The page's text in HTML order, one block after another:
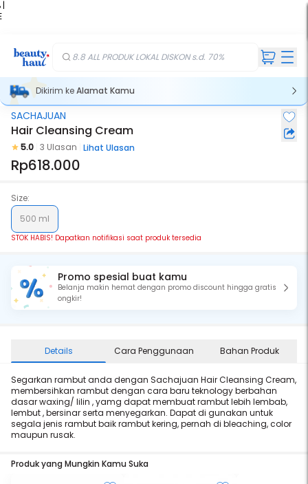
|
8.8 ALL PRODUK LOKAL DISKON s.d. 70%
Dikirim keAlamat Kamu
Stok Habis
SACHAJUAN
Hair Cleansing Cream
5.0 3 Ulasan Lihat Ulasan
Rp618.000
Size:
500 ml
STOK HABIS! Dapatkan notifikasi saat produk tersedia
Promo spesial buat kamu
Belanja makin hemat dengan promo discount hingga gratis
ongkir!
Details Cara Penggunaan Bahan Produk
Segarkan rambut anda dengan Sachajuan Hair Cleansing Cream,
membersihkan rambut dengan cara baru teknology berbahan
dasar waxing/ lilin , yamg dapat membuat rambut lebih lembab,
lembut , bersinar serta menyegarkan. Dapat di gunakan untuk
segala jenis rambut baik rambut kering, pernah di bleaching, color
maupun rusak.
Produk yang Mungkin Kamu Suka